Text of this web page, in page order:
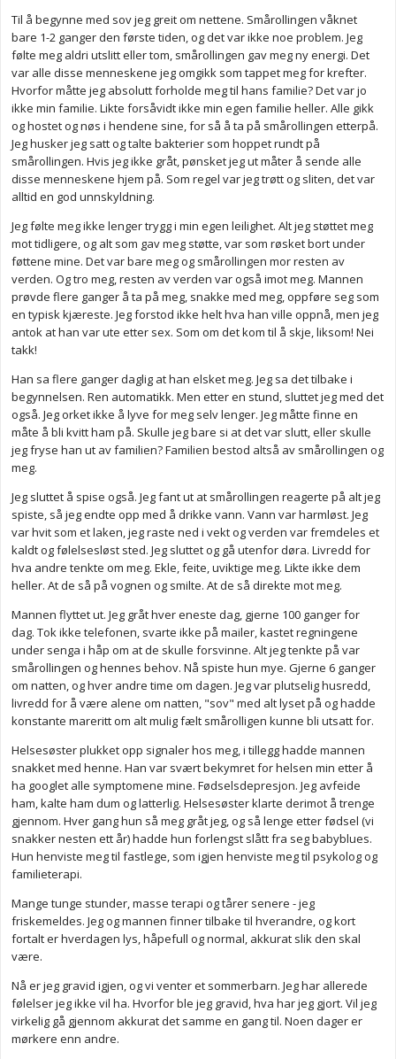
Til å begynne med sov jeg greit om nettene. Smårollingen våknet
bare 1-2 ganger den første tiden, og det var ikke noe problem. Jeg
følte meg aldri utslitt eller tom, smårollingen gav meg ny energi. Det
var alle disse menneskene jeg omgikk som tappet meg for krefter.
Hvorfor måtte jeg absolutt forholde meg til hans familie? Det var jo
ikke min familie. Likte forsåvidt ikke min egen familie heller. Alle gikk
og hostet og nøs i hendene sine, for så å ta på smårollingen etterpå.
Jeg husker jeg satt og talte bakterier som hoppet rundt på
smårollingen. Hvis jeg ikke gråt, pønsket jeg ut måter å sende alle
disse menneskene hjem på. Som regel var jeg trøtt og sliten, det var
alltid en god unnskyldning.
Jeg følte meg ikke lenger trygg i min egen leilighet. Alt jeg støttet meg
mot tidligere, og alt som gav meg støtte, var som røsket bort under
føttene mine. Det var bare meg og smårollingen mor resten av
verden. Og tro meg, resten av verden var også imot meg. Mannen
prøvde flere ganger å ta på meg, snakke med meg, oppføre seg som
en typisk kjæreste. Jeg forstod ikke helt hva han ville oppnå, men jeg
antok at han var ute etter sex. Som om det kom til å skje, liksom! Nei
takk!
Han sa flere ganger daglig at han elsket meg. Jeg sa det tilbake i
begynnelsen. Ren automatikk. Men etter en stund, sluttet jeg med det
også. Jeg orket ikke å lyve for meg selv lenger. Jeg måtte finne en
måte å bli kvitt ham på. Skulle jeg bare si at det var slutt, eller skulle
jeg fryse han ut av familien? Familien bestod altså av smårollingen og
meg.
Jeg sluttet å spise også. Jeg fant ut at smårollingen reagerte på alt jeg
spiste, så jeg endte opp med å drikke vann. Vann var harmløst. Jeg
var hvit som et laken, jeg raste ned i vekt og verden var fremdeles et
kaldt og følelsesløst sted. Jeg sluttet og gå utenfor døra. Livredd for
hva andre tenkte om meg. Ekle, feite, uviktige meg. Likte ikke dem
heller. At de så på vognen og smilte. At de så direkte mot meg.
Mannen flyttet ut. Jeg gråt hver eneste dag, gjerne 100 ganger for
dag. Tok ikke telefonen, svarte ikke på mailer, kastet regningene
under senga i håp om at de skulle forsvinne. Alt jeg tenkte på var
smårollingen og hennes behov. Nå spiste hun mye. Gjerne 6 ganger
om natten, og hver andre time om dagen. Jeg var plutselig husredd,
livredd for å være alene om natten, "sov" med alt lyset på og hadde
konstante mareritt om alt mulig fælt smårolligen kunne bli utsatt for.
Helsesøster plukket opp signaler hos meg, i tillegg hadde mannen
snakket med henne. Han var svært bekymret for helsen min etter å
ha googlet alle symptomene mine. Fødselsdepresjon. Jeg avfeide
ham, kalte ham dum og latterlig. Helsesøster klarte derimot å trenge
gjennom. Hver gang hun så meg gråt jeg, og så lenge etter fødsel (vi
snakker nesten ett år) hadde hun forlengst slått fra seg babyblues.
Hun henviste meg til fastlege, som igjen henviste meg til psykolog og
familieterapi.
Mange tunge stunder, masse terapi og tårer senere - jeg
friskemeldes. Jeg og mannen finner tilbake til hverandre, og kort
fortalt er hverdagen lys, håpefull og normal, akkurat slik den skal
være.
Nå er jeg gravid igjen, og vi venter et sommerbarn. Jeg har allerede
følelser jeg ikke vil ha. Hvorfor ble jeg gravid, hva har jeg gjort. Vil jeg
virkelig gå gjennom akkurat det samme en gang til. Noen dager er
mørkere enn andre.